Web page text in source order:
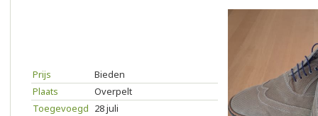
Prijs
Bieden
Plaats
Overpelt
Toegevoegd 28 juli